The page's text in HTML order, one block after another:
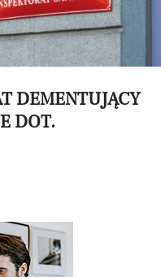
DEMENTUJĄCY
DOT.